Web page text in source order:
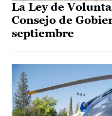
La Ley de
Consejo de
septiembre